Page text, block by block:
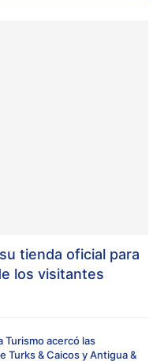
tienda oficial para
los visitantes
Turismo acercó las
Turks & Caicos y Antigua &